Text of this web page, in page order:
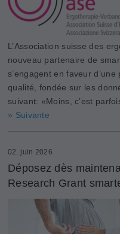
L’Association suisse des
nouveau partenaire de
s’engagent en faveur
qualité, fondée sur les
suivant: «Moins, c’est
» Suivante
02. juin 2026
Déposez dès
Research Grant